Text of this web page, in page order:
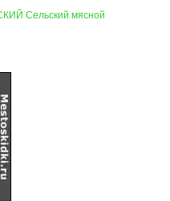
Сельский мясной